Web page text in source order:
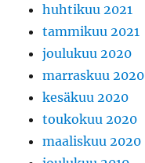
huhtikuu 2021
tammikuu 2021
joulukuu 2020
marraskuu 2020
kesäkuu 2020
toukokuu 2020
maaliskuu 2020